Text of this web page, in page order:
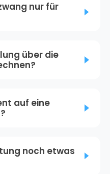
nur für
über die
auf eine
noch etwas